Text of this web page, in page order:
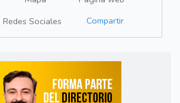
Redes Sociales Compartir